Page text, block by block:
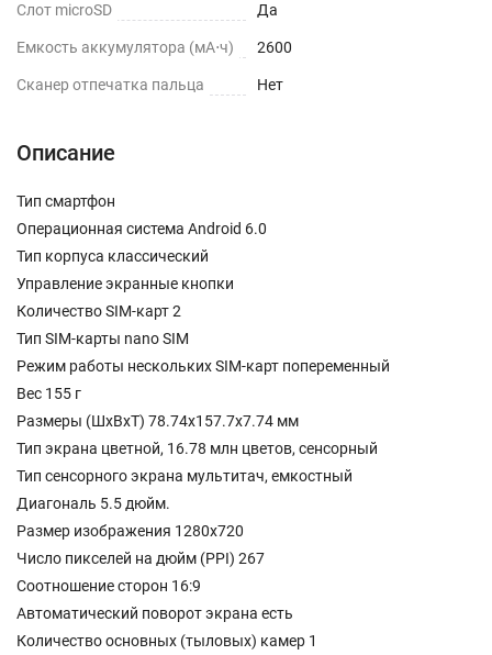
Слот microSD Да
Емкость аккумулятора (мА⋅ч) 2600
Сканер отпечатка пальца Нет
Описание
Тип смартфон
Операционная система Android 6.0
Тип корпуса классический
Управление экранные кнопки
Количество SIM-карт 2
Тип SIM-карты nano SIM
Режим работы нескольких SIM-карт попеременный
Вес 155 г
Размеры (ШxВxТ) 78.74x157.7x7.74 мм
Тип экрана цветной, 16.78 млн цветов, сенсорный
Тип сенсорного экрана мультитач, емкостный
Диагональ 5.5 дюйм.
Размер изображения 1280x720
Число пикселей на дюйм (PPI) 267
Соотношение сторон 16:9
Автоматический поворот экрана есть
Количество основных (тыловых) камер 1